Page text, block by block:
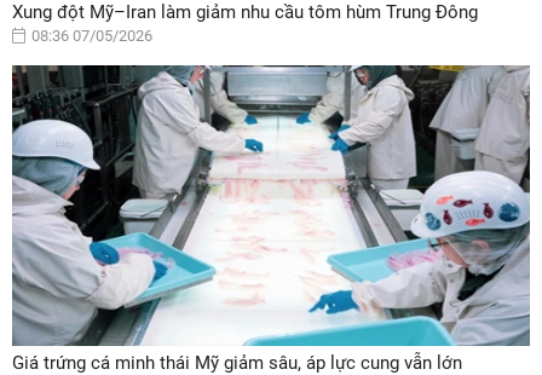
Xung đột Mỹ–Iran làm giảm nhu cầu tôm hùm Trung Đông
08:36 07/05/2026
Giá trứng cá minh thái Mỹ giảm sâu, áp lực cung vẫn lớn